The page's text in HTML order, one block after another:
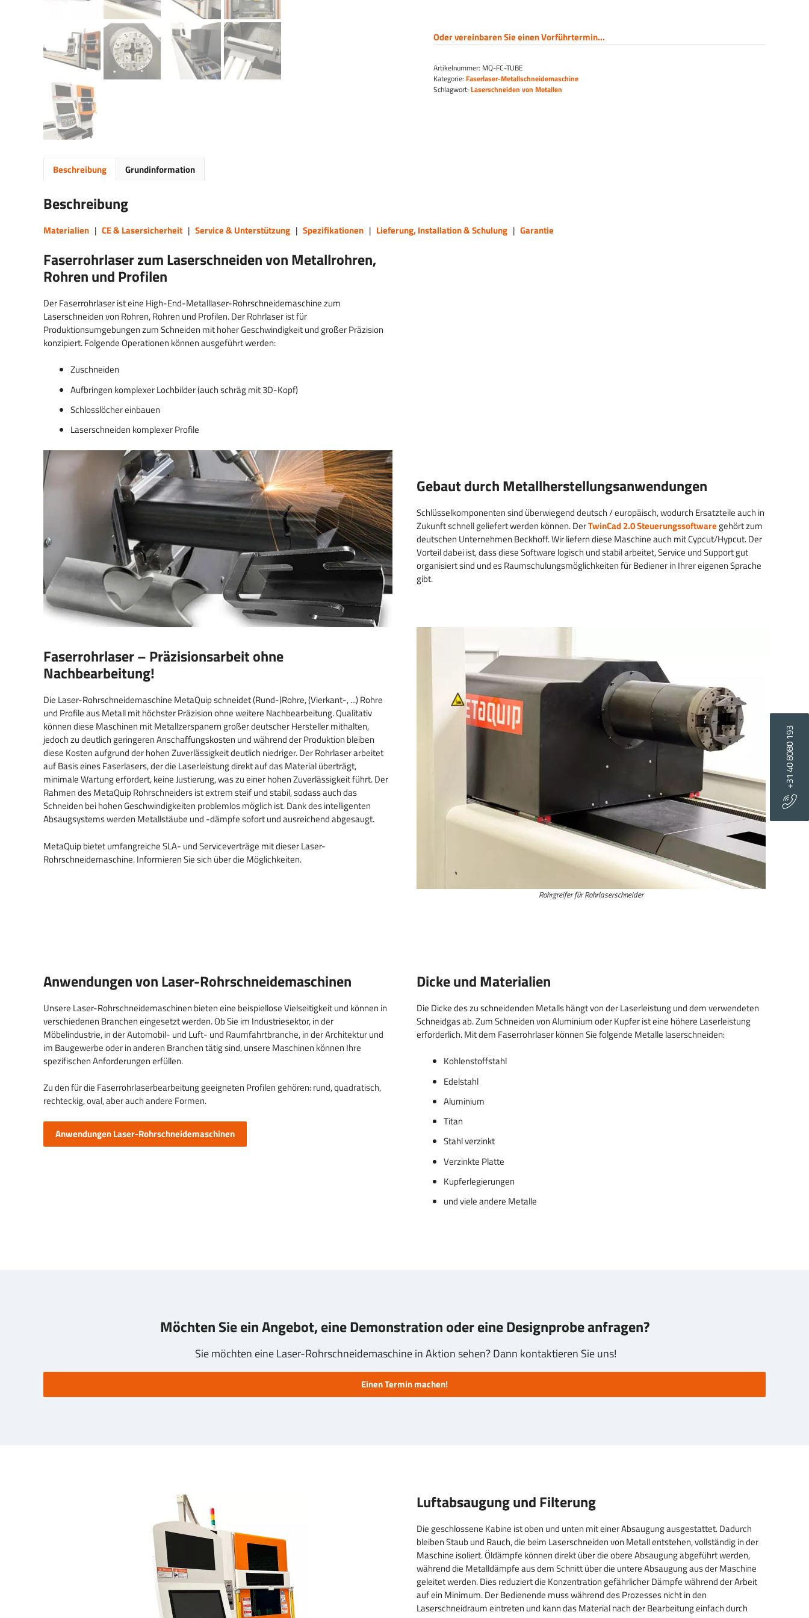
+31 40 8080 193
Oder vereinbaren Sie einen Vorführtermin...
Artikelnummer: MQ-FC-TUBE
Kategorie: Faserlaser-Metallschneidemaschine
Schlagwort: Laserschneiden von Metallen
Beschreibung Grundinformation
Beschreibung
Materialien | CE & Lasersicherheit | Service & Unterstützung | Spezifikationen | Lieferung, Installation & Schulung | Garantie
Faserrohrlaser zum Laserschneiden von Metallrohren,
Rohren und Profilen
Der Faserrohrlaser ist eine High-End-Metalllaser-Rohrschneidemaschine zum
Laserschneiden von Rohren, Rohren und Profilen. Der Rohrlaser ist für
Produktionsumgebungen zum Schneiden mit hoher Geschwindigkeit und großer Präzision
konzipiert. Folgende Operationen können ausgeführt werden:
Zuschneiden
Aufbringen komplexer Lochbilder (auch schräg mit 3D-Kopf)
Schlosslöcher einbauen
Laserschneiden komplexer Profile
Gebaut durch Metallherstellungsanwendungen
Schlüsselkomponenten sind überwiegend deutsch / europäisch, wodurch Ersatzteile auch in
Zukunft schnell geliefert werden können. DerTwinCad 2.0 Steuerungssoftwaregehört zum
deutschen Unternehmen Beckhoff. Wir liefern diese Maschine auch mit Cypcut/Hypcut. Der
Vorteil dabei ist, dass diese Software logisch und stabil arbeitet, Service und Support gut
organisiert sind und es Raumschulungsmöglichkeiten für Bediener in Ihrer eigenen Sprache
gibt.
Faserrohrlaser – Präzisionsarbeit ohne
Nachbearbeitung!
Die Laser-Rohrschneidemaschine MetaQuip schneidet (Rund-)Rohre, (Vierkant-, ...) Rohre
und Profile aus Metall mit höchster Präzision ohne weitere Nachbearbeitung. Qualitativ
können diese Maschinen mit Metallzerspanern großer deutscher Hersteller mithalten,
jedoch zu deutlich geringeren Anschaffungskosten und während der Produktion bleiben
diese Kosten aufgrund der hohen Zuverlässigkeit deutlich niedriger. Der Rohrlaser arbeitet
auf Basis eines Faserlasers, der die Laserleistung direkt auf das Material überträgt,
minimale Wartung erfordert, keine Justierung, was zu einer hohen Zuverlässigkeit führt. Der
Rahmen des MetaQuip Rohrschneiders ist extrem steif und stabil, sodass auch das
Schneiden bei hohen Geschwindigkeiten problemlos möglich ist. Dank des intelligenten
Absaugsystems werden Metallstäube und -dämpfe sofort und ausreichend abgesaugt.
MetaQuip bietet umfangreiche SLA- und Serviceverträge mit dieser Laser-
Rohrschneidemaschine. Informieren Sie sich über die Möglichkeiten.
Rohrgreifer für Rohrlaserschneider
Anwendungen von Laser-Rohrschneidemaschinen
Unsere Laser-Rohrschneidemaschinen bieten eine beispiellose Vielseitigkeit und können in
verschiedenen Branchen eingesetzt werden. Ob Sie im Industriesektor, in der
Möbelindustrie, in der Automobil- und Luft- und Raumfahrtbranche, in der Architektur und
im Baugewerbe oder in anderen Branchen tätig sind, unsere Maschinen können Ihre
spezifischen Anforderungen erfüllen.
Zu den für die Faserrohrlaserbearbeitung geeigneten Profilen gehören: rund, quadratisch,
rechteckig, oval, aber auch andere Formen.
Anwendungen Laser-Rohrschneidemaschinen
Dicke und Materialien
Die Dicke des zu schneidenden Metalls hängt von der Laserleistung und dem verwendeten
Schneidgas ab. Zum Schneiden von Aluminium oder Kupfer ist eine höhere Laserleistung
erforderlich. Mit dem Faserrohrlaser können Sie folgende Metalle laserschneiden:
Kohlenstoffstahl
Edelstahl
Aluminium
Titan
Stahl verzinkt
Verzinkte Platte
Kupferlegierungen
und viele andere Metalle
Möchten Sie ein Angebot, eine Demonstration oder eine Designprobe anfragen?
Sie möchten eine Laser-Rohrschneidemaschine in Aktion sehen? Dann kontaktieren Sie uns!
Einen Termin machen!
Luftabsaugung und Filterung
Die geschlossene Kabine ist oben und unten mit einer Absaugung ausgestattet. Dadurch
bleiben Staub und Rauch, die beim Laserschneiden von Metall entstehen, vollständig in der
Maschine isoliert. Öldämpfe können direkt über die obere Absaugung abgeführt werden,
während die Metalldämpfe aus dem Schnitt über die untere Absaugung aus der Maschine
geleitet werden. Dies reduziert die Konzentration gefährlicher Dämpfe während der Arbeit
auf ein Minimum. Der Bedienende muss während des Prozesses nicht in den
Laserschneidraum eintreten und kann das Material nach der Bearbeitung einfach durch